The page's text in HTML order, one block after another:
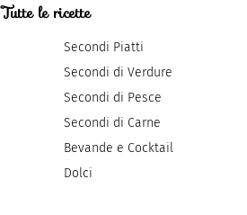
Tutte le ricette
Secondi Piatti
Secondi di Verdure
Secondi di Pesce
Secondi di Carne
Bevande e Cocktail
Dolci